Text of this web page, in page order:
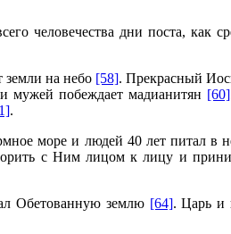
человечества дни поста, как
земли на небо [58]. Прекрасный
мужей побеждает мадианитян [60]
.
море и людей 40 лет питал в
с Ним лицом к лицу и
Обетованную землю [64]. Царь и